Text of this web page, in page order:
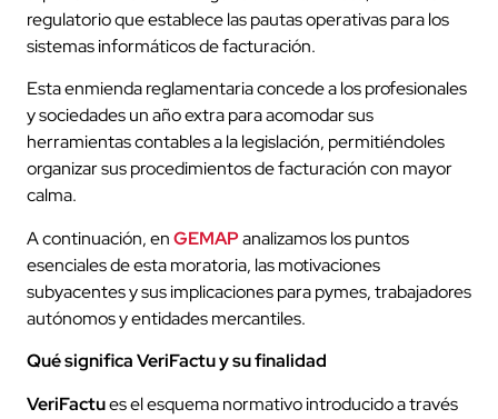
regulatorio que establece las pautas operativas para los
sistemas informáticos de facturación.
Esta enmienda reglamentaria concede a los profesionales
y sociedades un año extra para acomodar sus
herramientas contables a la legislación, permitiéndoles
organizar sus procedimientos de facturación con mayor
calma.
A continuación, enGEMAPanalizamos los puntos
esenciales de esta moratoria, las motivaciones
subyacentes y sus implicaciones para pymes, trabajadores
autónomos y entidades mercantiles.
Qué significa VeriFactu y su finalidad
VeriFactues el esquema normativo introducido a través